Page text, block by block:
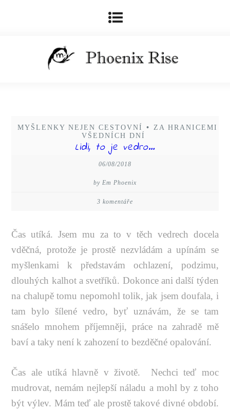
MYŠLENKY NEJEN CESTOVNÍ •
ZA HRANICEMI
VŠEDNÍCH DNÍ
Lidi, to je vedro…
06/08/2018
by Em Phoenix
3 komentáře
Čas utíká. Jsem mu za to v těch vedrech docela
vděčná, protože je prostě nezvládám a upínám se
myšlenkami k představám ochlazení, podzimu,
dlouhých kalhot a svetříků. Dokonce ani další týden
na chalupě tomu nepomohl tolik, jak jsem doufala, i
tam bylo šílené vedro, byť uznávám, že se tam
snášelo mnohem příjemněji, práce na zahradě mě
baví a taky není k zahození to bezděčné opalování.
Čas ale utíká hlavně v životě. Nechci teď moc
mudrovat, nemám nejlepší náladu a mohl by z toho
být výlev. Mám teď ale prostě takové divné období.